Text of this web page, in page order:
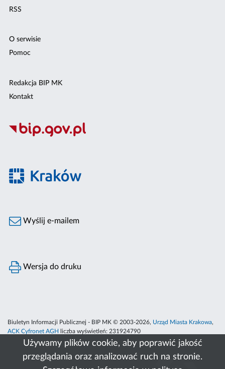
Używamy plików cookie, aby poprawić jakość
przeglądania oraz analizować ruch na stronie.
RSS
O serwisie
Pomoc
Redakcja BIP MK
Kontakt
Wyślij e-mailem
Wersja do druku
Biuletyn Informacji Publicznej - BIP MK © 2003-2026, Urząd Miasta Krakowa,
ACK Cyfronet AGH
liczba wyświetleń: 231924790